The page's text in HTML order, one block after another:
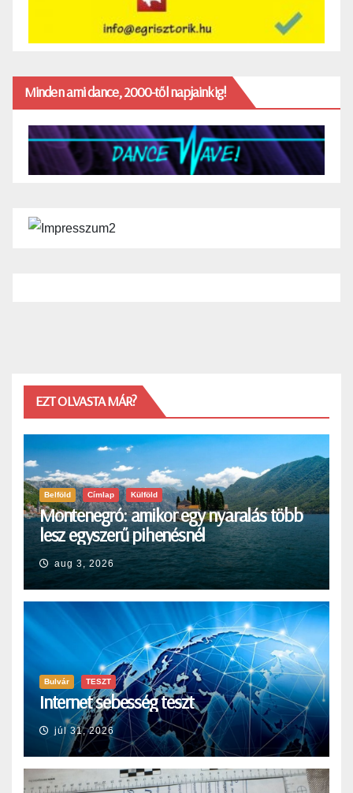
Minden ami dance, 2000-től napjainkig!
EZT OLVASTA MÁR?
Belföld Címlap Külföld
Montenegró: amikor egy nyaralás több
lesz egyszerű pihenésnél
aug 3, 2026
Bulvár TESZT
Internet sebesség teszt
júl 31, 2026